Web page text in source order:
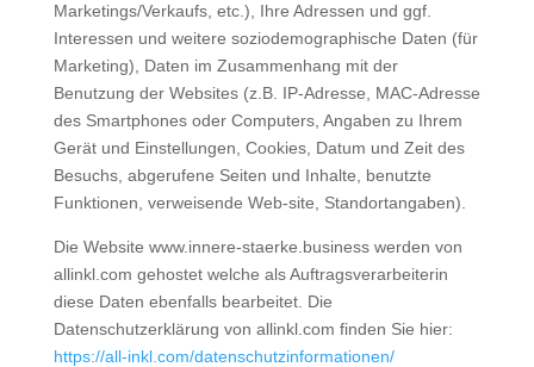
Marketings/Verkaufs, etc.), Ihre Adressen und ggf.
Interessen und weitere soziodemographische Daten (für
Marketing), Daten im Zusammenhang mit der
Benutzung der Websites (z.B. IP-Adresse, MAC-Adresse
des Smartphones oder Computers, Angaben zu Ihrem
Gerät und Einstellungen, Cookies, Datum und Zeit des
Besuchs, abgerufene Seiten und Inhalte, benutzte
Funktionen, verweisende Web-site, Standortangaben).
Die Website www.innere-staerke.business werden von
allinkl.com gehostet welche als Auftragsverarbeiterin
diese Daten ebenfalls bearbeitet. Die
Datenschutzerklärung von allinkl.com finden Sie hier:
https://all-inkl.com/datenschutzinformationen/